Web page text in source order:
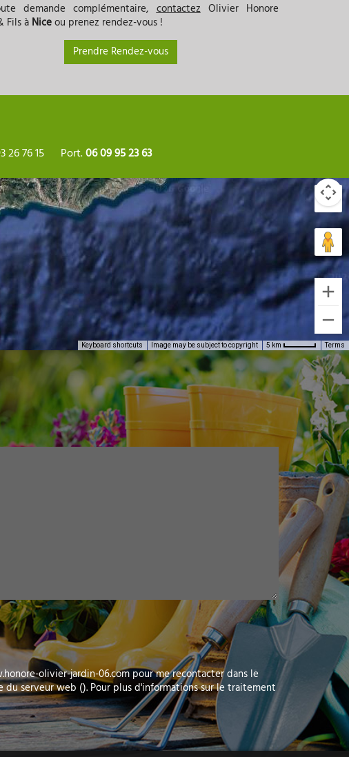
demande complémentaire,contactezOlivier Honore
Fils à Niceou prenez rendez-vous !
Prendre Rendez-vous
26 76 15 Port.06 09 95 23 63
Keyboard shortcuts Image may be subject to copyright 5 km Terms
olivier-jardin-06.com pour me recontacter dans le
serveur web (). Pour plus d'informations sur le traitement